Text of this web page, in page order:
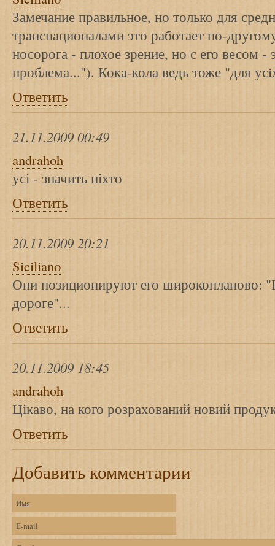
Замечание правильное, но только для
транснационалами это работает по-
носорога - плохое зрение, но с его весом -
проблема..."). Кока-кола ведь тоже "для
Ответить
21.11.2009 00:49
andrahoh
усі - значить ніхто
Ответить
20.11.2009 20:21
Siciliano
Они позиционируют его широкопланово:
дороге"...
Ответить
20.11.2009 18:45
andrahoh
Цікаво, на кого розрахований новий
Ответить
Добавить комментарии